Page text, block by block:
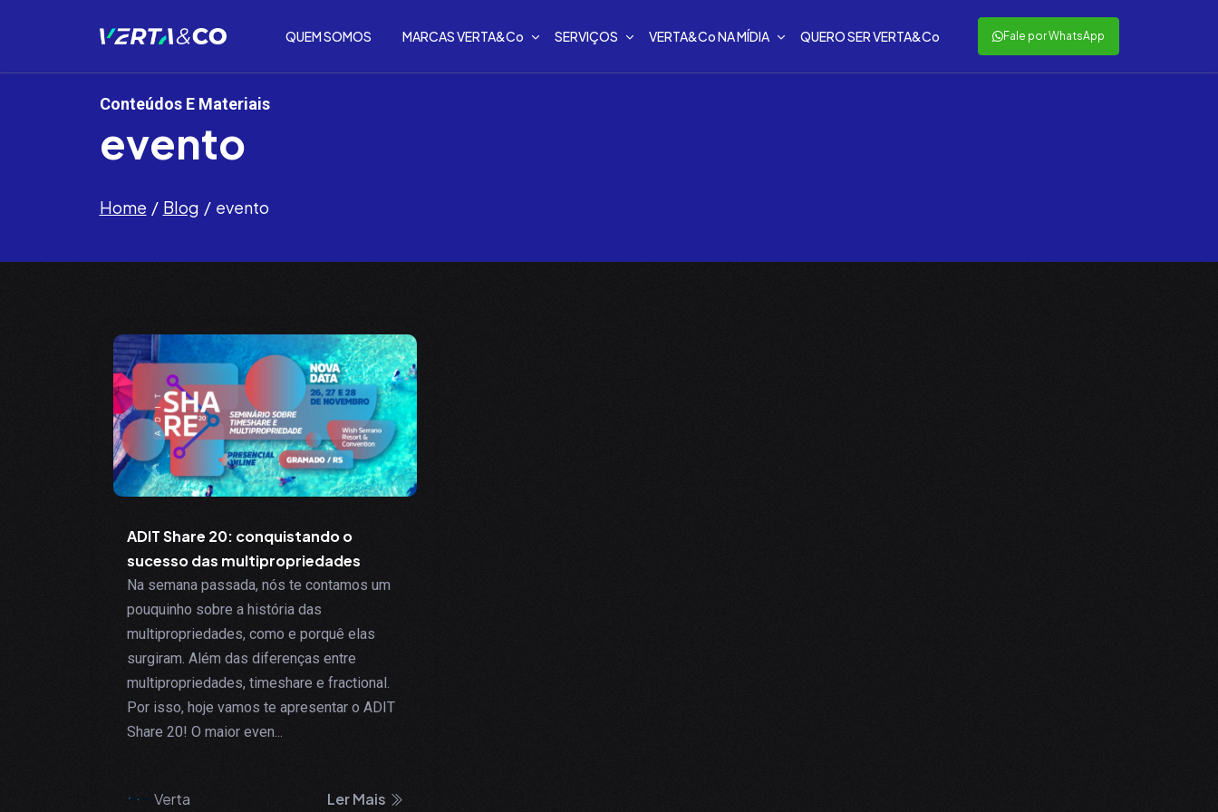
QUEM SOMOS MARCAS VERTA&Co SERVIÇOS VERTA&Co NA MÍDIA QUERO SER VERTA&Co Fale por WhatsApp
Conteúdos E Materiais
evento
Home Blog evento
ADIT Share 20: conquistando o
sucesso das multipropriedades
Na semana passada, nós te contamos um
pouquinho sobre a história das
multipropriedades, como e porquê elas
surgiram. Além das diferenças entre
multipropriedades, timeshare e fractional.
Por isso, hoje vamos te apresentar o ADIT
Share 20! O maior even...
Verta Ler Mais